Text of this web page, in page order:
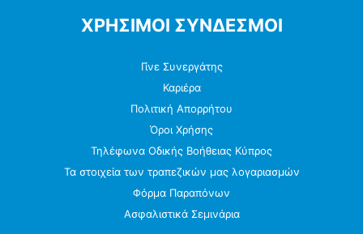
ΧΡΗΣΙΜΟΙ ΣΥΝΔΕΣΜΟΙ
Γίνε Συνεργάτης
Καριέρα
Πολιτική Απορρήτου
Όροι Χρήσης
Τηλέφωνα Οδικής Βοήθειας Κύπρος
Τα στοιχεία των τραπεζικών μας λογαριασμών
Φόρμα Παραπόνων
Ασφαλιστικά Σεμινάρια